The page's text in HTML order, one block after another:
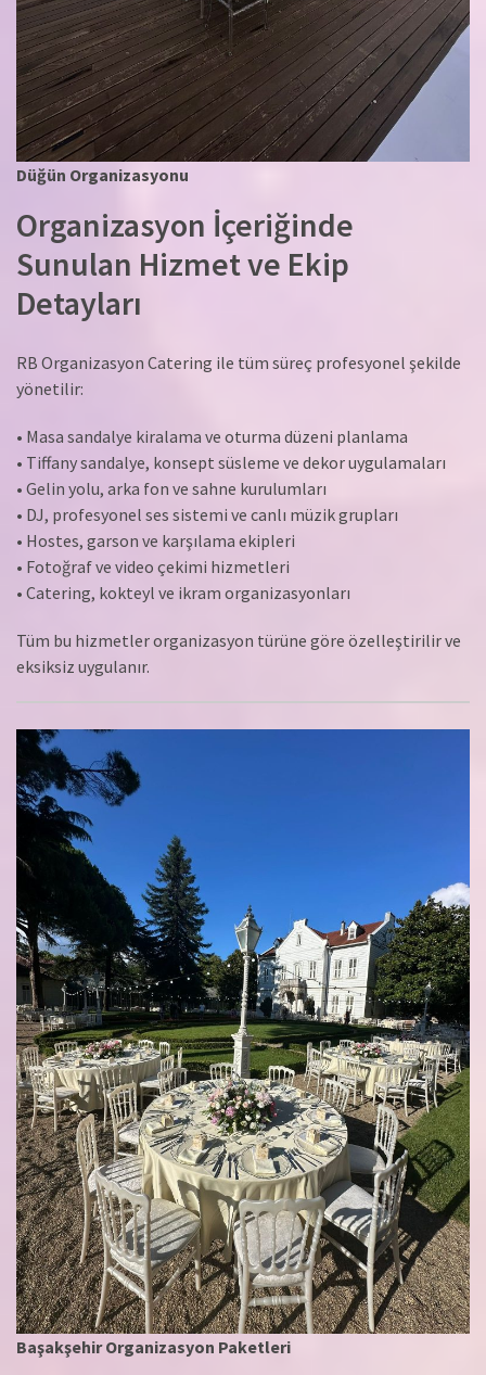
Düğün Organizasyonu
Organizasyon İçeriğinde
Sunulan Hizmet ve Ekip
Detayları
RB Organizasyon Catering ile tüm süreç profesyonel şekilde
yönetilir:
• Masa sandalye kiralama ve oturma düzeni planlama
• Tiffany sandalye, konsept süsleme ve dekor uygulamaları
• Gelin yolu, arka fon ve sahne kurulumları
• DJ, profesyonel ses sistemi ve canlı müzik grupları
• Hostes, garson ve karşılama ekipleri
• Fotoğraf ve video çekimi hizmetleri
• Catering, kokteyl ve ikram organizasyonları
Tüm bu hizmetler organizasyon türüne göre özelleştirilir ve
eksiksiz uygulanır.
Başakşehir Organizasyon Paketleri